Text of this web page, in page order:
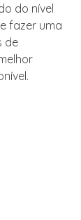
do nível
fazer uma
de